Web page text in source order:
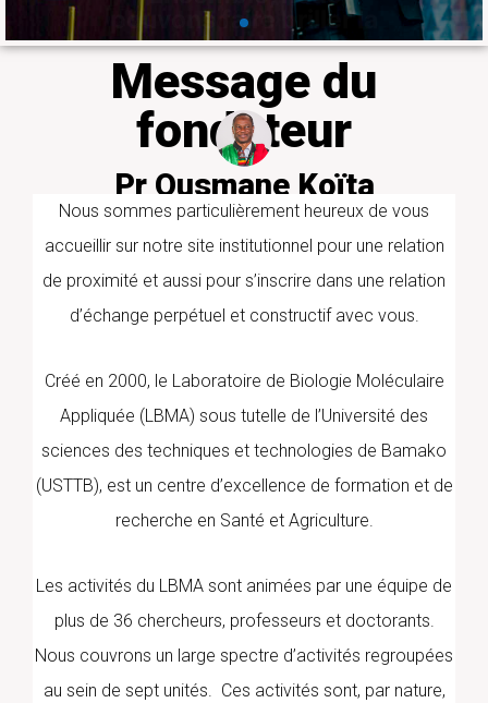
Message du
fondateur
Pr Ousmane Koïta
PharmD/PhD PARASITOLOGIE
MOLECULAIRE
Nous sommes particulièrement heureux de vous
accueillir sur notre site institutionnel pour une relation
de proximité et aussi pour s’inscrire dans une relation
d’échange perpétuel et constructif avec vous.
Créé en 2000, le Laboratoire de Biologie Moléculaire
Appliquée (LBMA) sous tutelle de l’Université des
sciences des techniques et technologies de Bamako
(USTTB), est un centre d’excellence de formation et de
recherche en Santé et Agriculture.
Les activités du LBMA sont animées par une équipe de
plus de 36 chercheurs, professeurs et doctorants.
Nous couvrons un large spectre d’activités regroupées
au sein de sept unités. Ces activités sont, par nature,